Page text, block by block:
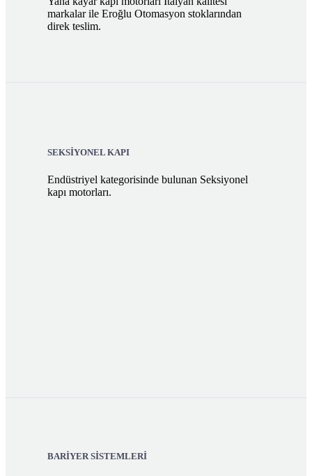
markalar ile Eroğlu Otomasyon stoklarından
direk teslim.
SEKSİYONEL KAPI
Endüstriyel kategorisinde bulunan Seksiyonel
kapı motorları.
BARİYER SİSTEMLERİ